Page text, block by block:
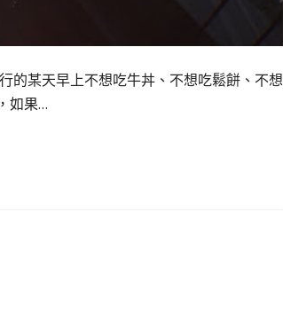
的某天早上不想吃牛丼、不想吃鬆餅、不想
如果…